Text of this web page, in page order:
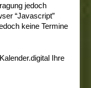
jedoch
“Javascript”
keine Termine
Ihre